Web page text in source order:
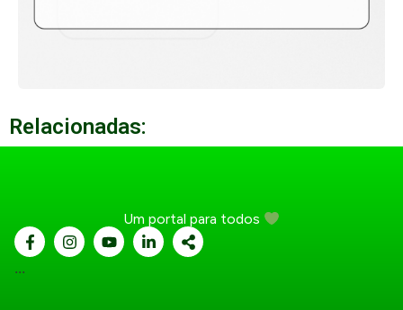
Relacionadas:
Um portal para todos
...